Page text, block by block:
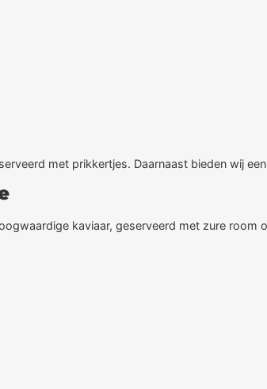
met prikkertjes. Daarnaast bieden wij
kaviaar, geserveerd met zure room